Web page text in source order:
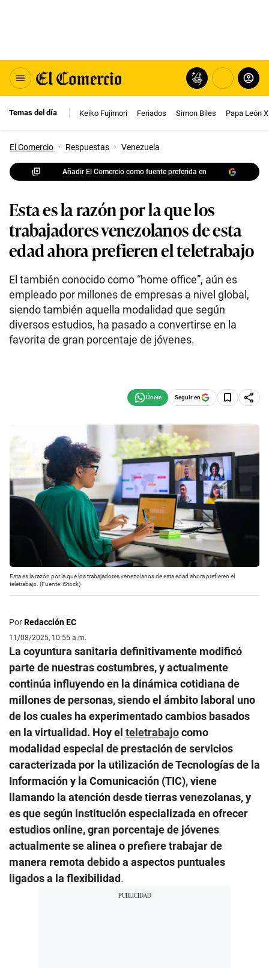
Temas del día Keiko Fujimori Feriados Simon Biles Papa León
El Comercio · Respuestas · Venezuela
Añadir El Comercio como fuente preferida en
Esta es la razón por la que los
trabajadores venezolanos de esta
edad ahora prefieren el teletrabajo
El también conocido como “home office”, aún es
empleado por millones de empresas a nivel global,
siendo también aquella modalidad que según
diversos estudios, ha pasado a convertirse en la
favorita de gran porcentaje de jóvenes.
Seguir en
Esta es la razón por la que los trabajadores venezolanos de esta edad ahora prefieren el
teletrabajo. (Fuente: iStock)
PorRedacción EC
11/08/2025, 10:55 a.m.
La coyuntura sanitaria definitivamente modificó
parte de nuestras costumbres, y actualmente
continúa influyendo en la dinámica cotidiana de
millones de personas, siendo el ámbito laboral uno
de los cuales ha experimentado cambios basados
en la virtualidad. Hoy el teletrabajocomo
modalidad especial de prestación de servicios
caracterizada por la utilización de Tecnologías de la
Información y la Comunicación (TIC), viene
llamando la atención desde tierras venezolanas, y
es que según institución especializada en ofrecer
estudios online, gran porcentaje de jóvenes
actualmente se alinea o prefiere trabajar de
manera remota debido a aspectos puntuales
ligados a la flexibilidad.